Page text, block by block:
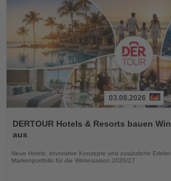
Sie
die
03.08.2026
DERTOUR Hotels & Resorts bauen
aus
Neue Hotels, innovative Konzepte und zusätzliche
Markenportfolio für die Wintersaison 2026/27